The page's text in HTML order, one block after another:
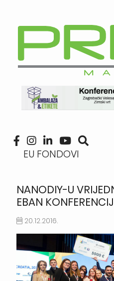
EU FONDOVI
NANODIY-U
EBAN
20.12.2016.